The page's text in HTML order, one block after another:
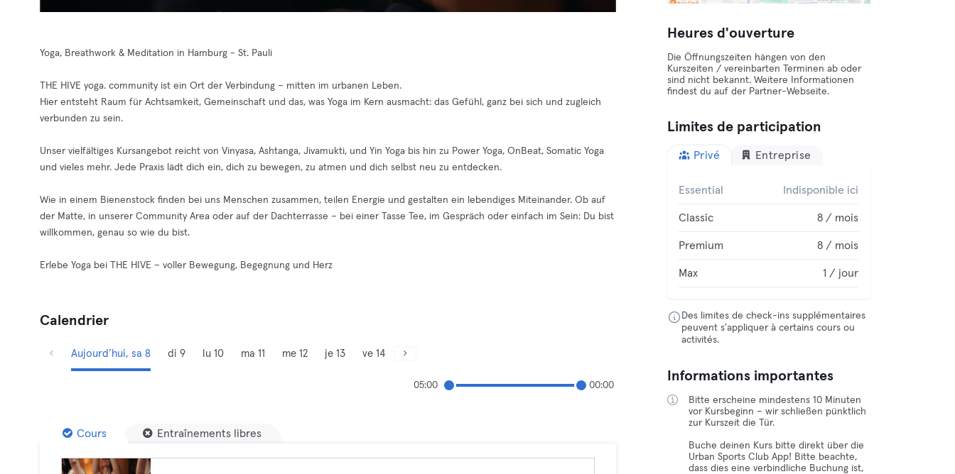
Yoga, Breathwork & Meditation in Hamburg - St. Pauli
THE HIVE yoga. community ist ein Ort der Verbindung – mitten im urbanen Leben.
Hier entsteht Raum für Achtsamkeit, Gemeinschaft und das, was Yoga im Kern ausmacht: das Gefühl, ganz bei sich und zugleich
verbunden zu sein.
Unser vielfältiges Kursangebot reicht von Vinyasa, Ashtanga, Jivamukti, und Yin Yoga bis hin zu Power Yoga, OnBeat, Somatic Yoga
und vieles mehr. Jede Praxis lädt dich ein, dich zu bewegen, zu atmen und dich selbst neu zu entdecken.
Wie in einem Bienenstock finden bei uns Menschen zusammen, teilen Energie und gestalten ein lebendiges Miteinander. Ob auf
der Matte, in unserer Community Area oder auf der Dachterrasse – bei einer Tasse Tee, im Gespräch oder einfach im Sein: Du bist
willkommen, genau so wie du bist.
Erlebe Yoga bei THE HIVE – voller Bewegung, Begegnung und Herz
Calendrier
Aujourd’hui, sa 8 di 9 lu 10 ma 11 me 12 je 13 ve 14
05:00 00:00
Cours Entraînements libres
Heures d'ouverture
Die Öffnungszeiten hängen von den
Kurszeiten / vereinbarten Terminen ab oder
sind nicht bekannt. Weitere Informationen
findest du auf der Partner-Webseite.
Limites de participation
Privé Entreprise
Essential Indisponible ici
Classic 8 / mois
Premium 8 / mois
Max 1 / jour
Des limites de check-ins supplémentaires
peuvent s'appliquer à certains cours ou
activités.
Informations importantes
Bitte erscheine mindestens 10 Minuten
vor Kursbeginn – wir schließen pünktlich
zur Kurszeit die Tür.
Buche deinen Kurs bitte direkt über die
Urban Sports Club App! Bitte beachte,
dass dies eine verbindliche Buchung ist,